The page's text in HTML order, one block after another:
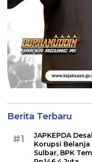
Berita Terbaru
#1
JAPKEPDA
Korupsi
Sulbar, BPK